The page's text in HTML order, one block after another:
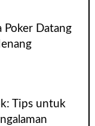
Poker Datang
Tips untuk